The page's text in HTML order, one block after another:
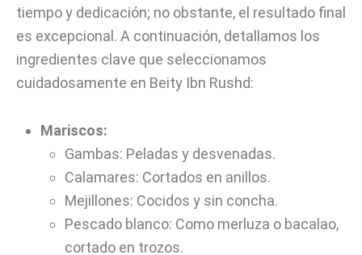
tiempo y dedicación; no obstante, el resultado final
es excepcional. A continuación, detallamos los
ingredientes clave que seleccionamos
cuidadosamente en Beity Ibn Rushd:
Mariscos:
Gambas: Peladas y desvenadas.
Calamares: Cortados en anillos.
Mejillones: Cocidos y sin concha.
Pescado blanco: Como merluza o bacalao,
cortado en trozos.